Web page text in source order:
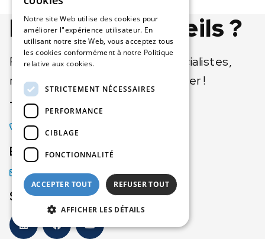
Besoin de conseils ?
Posez votre question à nos spécialistes,
nous serons heureux de vous aider !
Téléphone
+33 (0)3 20 55 19 11
E-mail
info@imlab.eu
Suivez-nous
Notre site Web utilise des cookies pour
améliorer l"expérience utilisateur. En
utilisant notre site Web, vous acceptez tous
les cookies conformément à notre Politique
relative aux cookies.
STRICTEMENT NÉCESSAIRES
PERFORMANCE
CIBLAGE
FONCTIONNALITÉ
ACCEPTER TOUT REFUSER TOUT
AFFICHER LES DÉTAILS